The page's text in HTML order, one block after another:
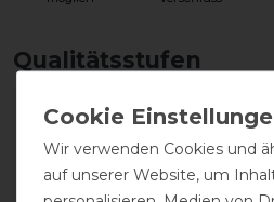
Qualitätsstufen
Wir verwenden Cookies und
auf unserer Website, um